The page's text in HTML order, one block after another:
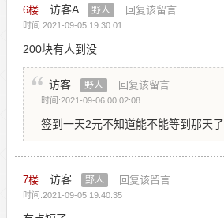
6楼 访客A 野人 回复该留言
时间:2021-09-05 19:30:01
200块有人到没
访客 野人 回复该留言
时间:2021-09-06 00:02:08
签到一天2元不知道能不能等到那天了
7楼 访客 野人 回复该留言
时间:2021-09-05 19:40:35